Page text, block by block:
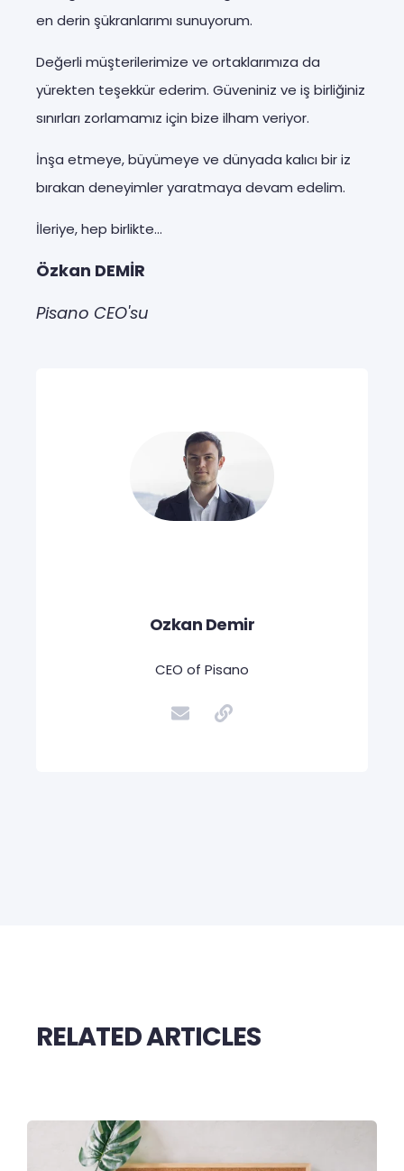
en derin şükranlarımı sunuyorum.
Değerli müşterilerimize ve ortaklarımıza da
yürekten teşekkür ederim. Güveniniz ve iş birliğiniz
sınırları zorlamamız için bize ilham veriyor.
İnşa etmeye, büyümeye ve dünyada kalıcı bir iz
bırakan deneyimler yaratmaya devam edelim.
İleriye, hep birlikte...
Özkan DEMİR
Pisano CEO'su
Ozkan Demir
CEO of Pisano
RELATED ARTICLES